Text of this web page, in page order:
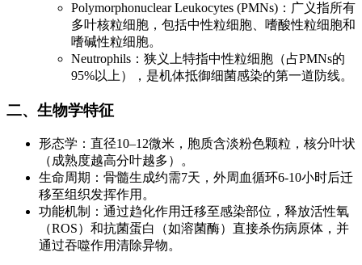
Polymorphonuclear Leukocytes (PMNs)：广义指所有
多叶核粒细胞，包括中性粒细胞、嗜酸性粒细胞和
嗜碱性粒细胞。
Neutrophils：狭义上特指中性粒细胞（占PMNs的
95%以上），是机体抵御细菌感染的第一道防线。
二、生物学特征
形态学：直径10–12微米，胞质含淡粉色颗粒，核分叶状
（成熟度越高分叶越多）。
生命周期：骨髓生成约需7天，外周血循环6-10小时后迁
移至组织发挥作用。
功能机制：通过趋化作用迁移至感染部位，释放活性氧
（ROS）和抗菌蛋白（如溶菌酶）直接杀伤病原体，并
通过吞噬作用清除异物。